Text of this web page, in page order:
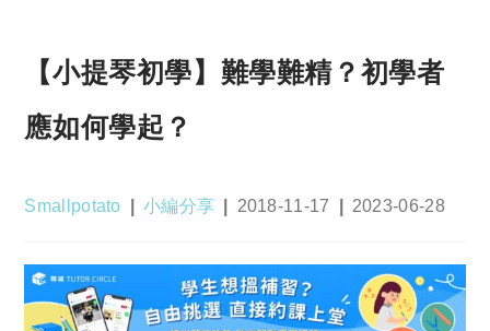
【小提琴初學】難學難精？初學者
應如何學起？
Post
Smallpotato
Post
小編分享
Post
2018-11-17
Post
2023-06-28